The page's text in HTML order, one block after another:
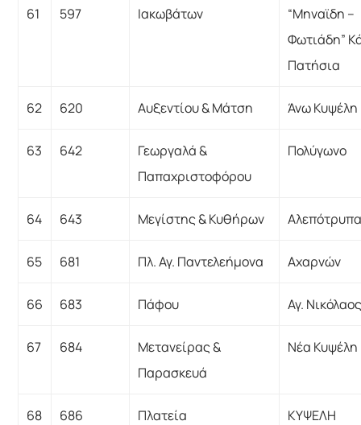
61 597 Ιακωβάτων
“Μηναϊδη –
Φωτιάδη”
Πατήσια
62 620 Αυξεντίου & Μάτση Άνω Κυψέλη
63 642
Γεωργαλά &
Παπαχριστοφόρου
Πολύγωνο
64 643 Μεγίστης & Κυθήρων
65 681 Πλ. Αγ. Παντελεήμονα Αχαρνών
66 683 Πάφου Αγ.
67 684
Μετανείρας &
Παρασκευά
Νέα Κυψέλη
68 686
Πλατεία
ΚΥΨΕΛΗ